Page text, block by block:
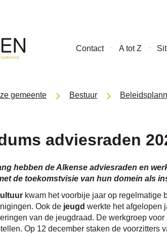
Contact A tot Z
gemeente Bestuur
adviesraden
hebben de Alkense adviesraden en
de toekomstvisie van hun domein als
kwam het voorbije jaar op regelmatige
Ook de jeugd werkte het afgelopen
van de jeugdraad. De werkgroep voor
Op 12 december staken de voorzitters